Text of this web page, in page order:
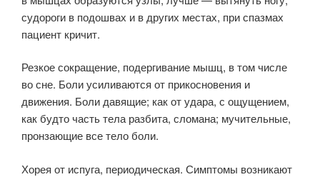
судороги в подошвах и в других местах, при спазмах
пациент кричит.
Резкое сокращение, подергивание мышц, в том числе
во сне. Боли усиливаются от прикосновения и
движения. Боли давящие; как от удара, с ощущением,
как будто часть тела разбита, сломана; мучительные,
пронзающие все тело боли.
Хорея от испуга, периодическая. Симптомы возникают